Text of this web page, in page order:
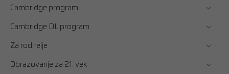
Cambridge program
Cambridge DL program
Za roditelje
Obrazovanje za 21. vek